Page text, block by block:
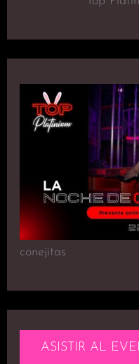
conejitas
ASISTIR AL